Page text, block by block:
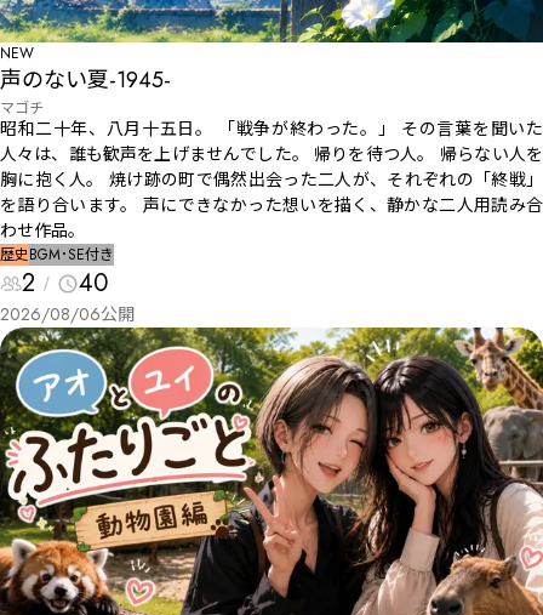
NEW
声のない夏-1945-
マゴチ
昭和二十年、八月十五日。 「戦争が終わった。」 その言葉を聞いた
人々は、誰も歓声を上げませんでした。 帰りを待つ人。 帰らない人を
胸に抱く人。 焼け跡の町で偶然出会った二人が、それぞれの「終戦」
を語り合います。 声にできなかった想いを描く、静かな二人用読み合
わせ作品。
歴史BGM･SE付き
2 40
2026/08/06公開